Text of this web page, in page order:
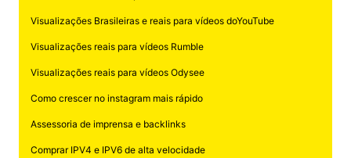
Visualizações Brasileiras e reais para vídeos doYouTube
Visualizações reais para vídeos Rumble
Visualizações reais para vídeos Odysee
Como crescer no instagram mais rápido
Assessoria de imprensa e backlinks
Comprar IPV4 e IPV6 de alta velocidade